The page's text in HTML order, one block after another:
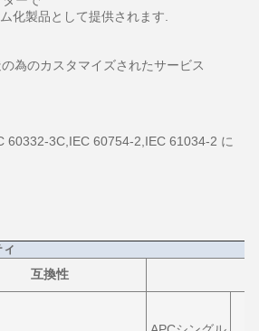
化製品として提供されます.
為のカスタマイズされたサービス
60332-3C,IEC 60754-2,IEC 61034-2 に
互換性